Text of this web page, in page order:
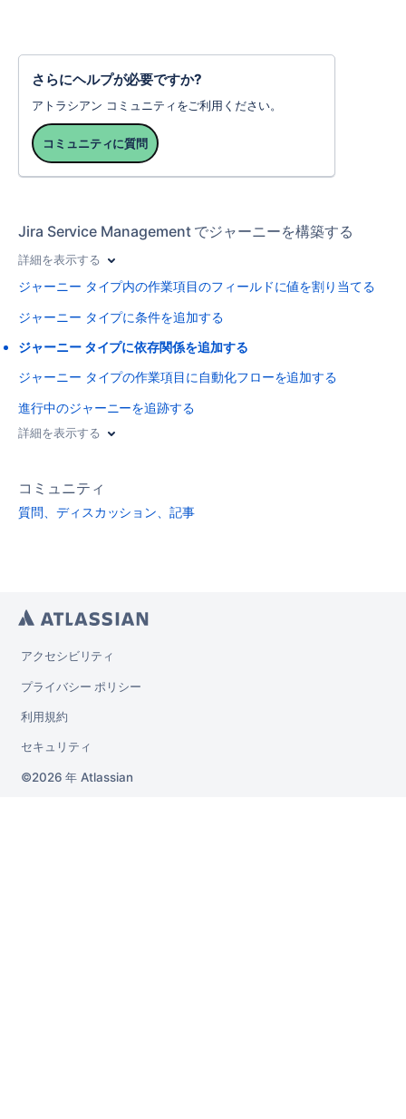
さらにヘルプが必要ですか?
アトラシアン コミュニティをご利用ください。
コミュニティに質問
Jira Service Management でジャーニーを構築する
詳細を表示する
ジャーニー タイプ内の作業項目のフィールドに値を割り当てる
ジャーニー タイプに条件を追加する
ジャーニー タイプに依存関係を追加する
ジャーニー タイプの作業項目に自動化フローを追加する
進行中のジャーニーを追跡する
詳細を表示する
コミュニティ
質問、ディスカッション、記事
アクセシビリティ
プライバシー ポリシー
利用規約
セキュリティ
2026 年 Atlassian